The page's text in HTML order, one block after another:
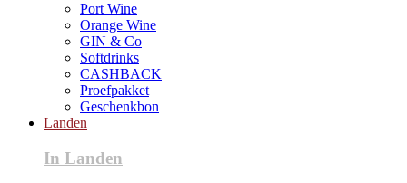
Port Wine
Orange Wine
GIN & Co
Softdrinks
CASHBACK
Proefpakket
Geschenkbon
Landen
In Landen